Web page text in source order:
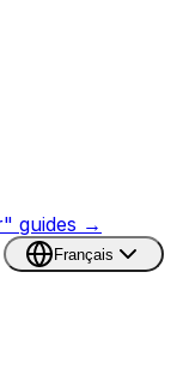
guides →
Français